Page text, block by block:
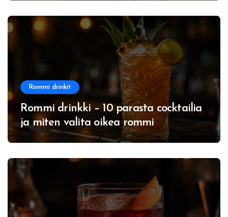
Rommi drinkit
Rommi drinkki – 10 parasta cocktailia
ja miten valita oikea rommi